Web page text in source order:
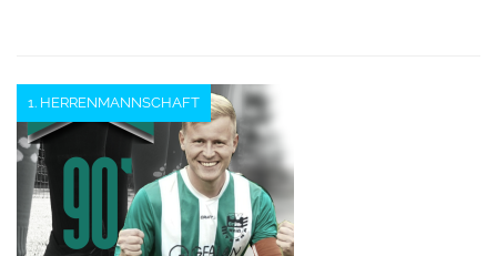
1. HERRENMANNSCHAFT